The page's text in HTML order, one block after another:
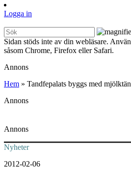
Logga in
Sidan stöds inte av din webläsare.
såsom Chrome, Firefox eller Safari.
Annons
Hem » Tandfepalats byggs med
Annons
Annons
Nyheter
2012-02-06